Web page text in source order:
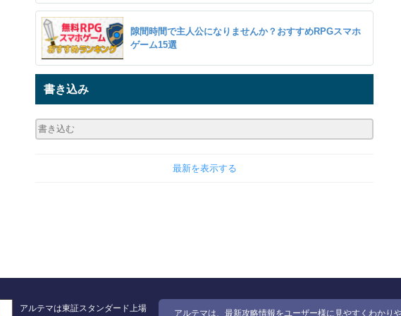
隙間時間で主人公になりませんか？おすすめRPGスマホ
ゲーム15選
書き込み
最新を表示する
アルテマは東証スタンダード上場 アルテマは、最新攻略情報をユーザー様に見やすくわかり